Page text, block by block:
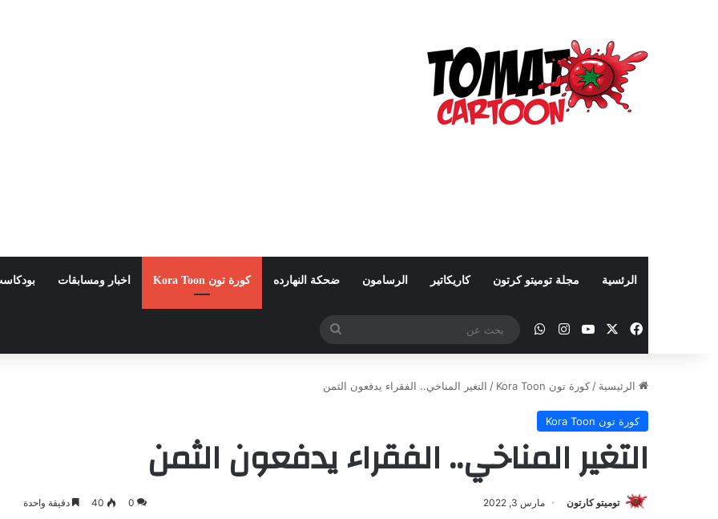
الرئسية مجلة توميتو كرتون كاريكاتير الرسامون ضحكة النهارده كورة تون Kora Toon اخبار ومسابقات
فيسبوك ‫YouTube
انستقرامواتساب
بحث
عن
الرئيسية / كورة تون Kora Toon / التغير المناخي.. الفقراء يدفعون الثمن
كورة تون Kora Toon
التغير المناخي.. الفقراء يدفعون الثمن
توميتو كارتون مارس 3, 2022 0
40 دقيقة واحدة